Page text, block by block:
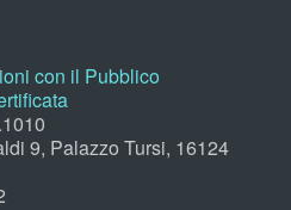
con il Pubblico
9, Palazzo Tursi, 16124